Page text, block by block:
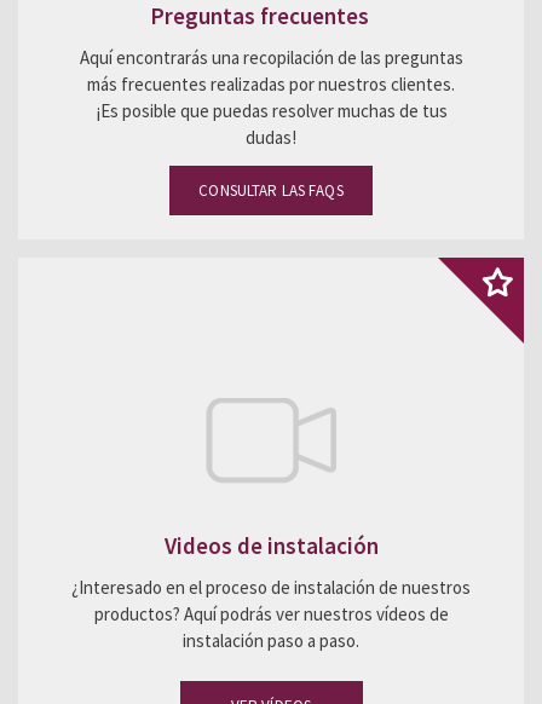
Preguntas frecuentes
Aquí encontrarás una recopilación de las preguntas
más frecuentes realizadas por nuestros clientes.
¡Es posible que puedas resolver muchas de tus
dudas!
CONSULTAR LAS FAQS
Videos de instalación
¿Interesado en el proceso de instalación de nuestros
productos? Aquí podrás ver nuestros vídeos de
instalación paso a paso.